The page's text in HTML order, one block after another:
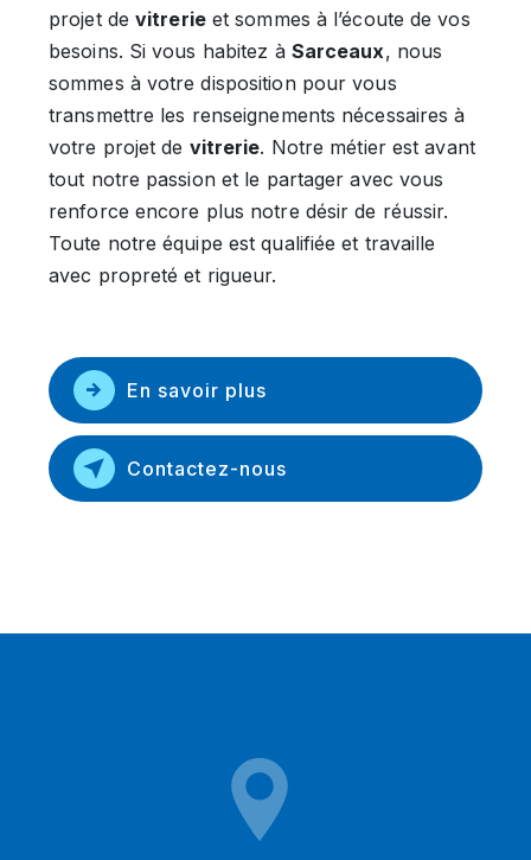
projet de vitrerieet sommes à l’écoute de vos
besoins. Si vous habitez à Sarceaux, nous
sommes à votre disposition pour vous
transmettre les renseignements nécessaires à
votre projet de vitrerie. Notre métier est avant
tout notre passion et le partager avec vous
renforce encore plus notre désir de réussir.
Toute notre équipe est qualifiée et travaille
avec propreté et rigueur.
En savoir plus
Contactez-nous